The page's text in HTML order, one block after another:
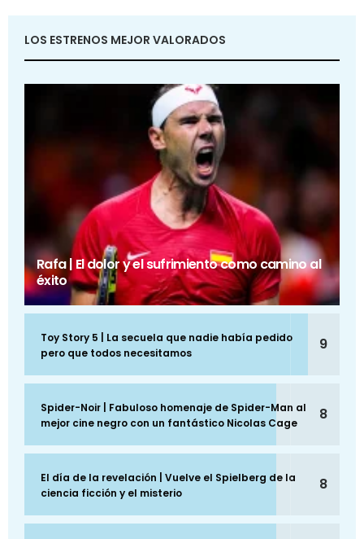
LOS ESTRENOS MEJOR VALORADOS
Rafa | El dolor y el sufrimiento como camino al
éxito
Toy Story 5 | La secuela que nadie había pedido
pero que todos necesitamos
9
Spider-Noir | Fabuloso homenaje de Spider-Man al
mejor cine negro con un fantástico Nicolas Cage
8
El día de la revelación | Vuelve el Spielberg de la
ciencia ficción y el misterio
8